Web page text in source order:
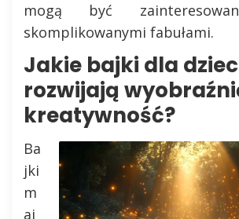
mogą być
skomplikowanymi fabułami.
Jakie bajki dla
rozwijają
kreatywność?
Ba
jki
m
aj